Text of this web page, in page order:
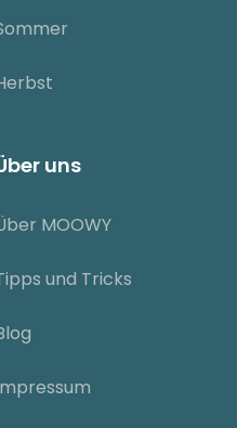
uns
MOOWY
und Tricks